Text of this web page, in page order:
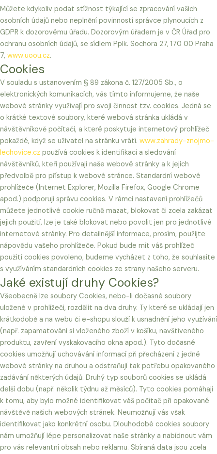
Můžete kdykoliv podat stížnost týkající se zpracování vašich
osobních údajů nebo neplnění povinností správce plynoucích z
GDPR k dozorovému úřadu. Dozorovým úřadem je v ČR Úřad pro
ochranu osobních údajů, se sídlem Pplk. Sochora 27, 170 00 Praha
7, www.uoou.cz.
Cookies
V souladu s ustanovením § 89 zákona č. 127/2005 Sb., o
elektronických komunikacích, vás tímto informujeme, že naše
webové stránky využívají pro svoji činnost tzv. cookies. Jedná se
o krátké textové soubory, které webová stránka ukládá v
návštěvníkově počítači, a které poskytuje internetový prohlížeč
pokaždé, když se uživatel na stránku vrátí. www.zahrady-znojmo-
lechovice.cz používá cookies k identifikaci a sledování
návštěvníků, kteří používají naše webové stránky a k jejich
předvolbě pro přístup k webové stránce. Standardní webové
prohlížeče (Internet Explorer, Mozilla Firefox, Google Chrome
apod.) podporují správu cookies. V rámci nastavení prohlížečů
můžete jednotlivé cookie ručně mazat, blokovat či zcela zakázat
jejich použití, lze je také blokovat nebo povolit jen pro jednotlivé
internetové stránky. Pro detailnější informace, prosím, použijte
nápovědu vašeho prohlížeče. Pokud bude mít váš prohlížeč
použití cookies povoleno, budeme vycházet z toho, že souhlasíte
s využíváním standardních cookies ze strany našeho serveru.
Jaké existují druhy Cookies?
Všeobecně lze soubory Cookies, nebo-li dočasné soubory
uložené v prohlížeči, rozdělit na dva druhy. Ty které se ukládají jen
krátkodobě a na webu či e-shopu slouží k usnadnění jeho využívání
(např. zapamatováni si vloženého zboží v košíku, navštíveného
produktu, zavření vyskakovacího okna apod.). Tyto dočasné
cookies umožňují uchovávání informací při přecházení z jedné
webové stránky na druhou a odstraňují tak potřebu opakovaného
zadávání některých údajů. Druhý typ souborů cookies se ukládá
delší dobu (např. několik týdnu až měsíců). Tyto cookies pomáhají
k tomu, aby bylo možné identifikovat váš počítač při opakované
návštěvě našich webových stránek. Neumožňují vás však
identifikovat jako konkrétní osobu. Dlouhodobé cookies soubory
nám umožňují lépe personalizovat naše stránky a nabídnout vám
pro vás relevantní obsah nebo reklamu. Sbíraná data jsou zcela